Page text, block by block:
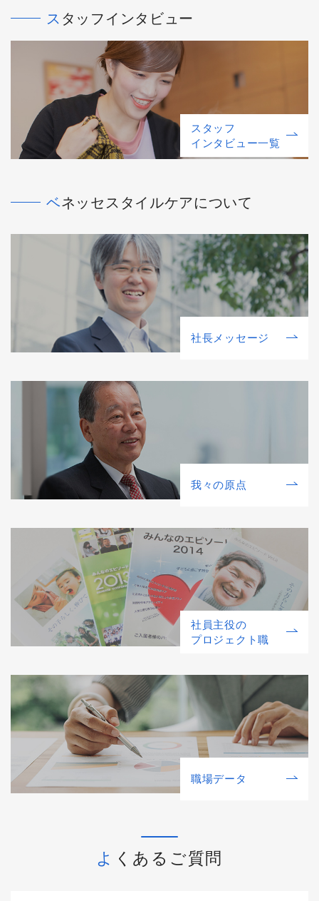
スタッフインタビュー
スタッフ
インタビュー一覧
ベネッセスタイルケアについて
社⻑メッセージ
我々の原点
社員主役の
プロジェクト職
職場データ
よくあるご質問